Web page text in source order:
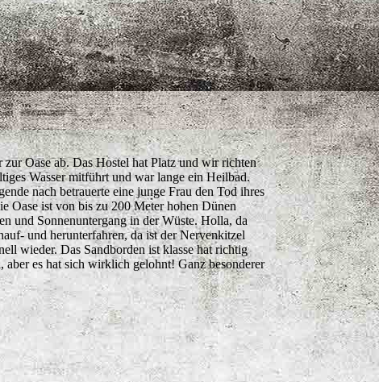
Oase ab. Das Hostel hat Platz und wir richten
Wasser mitführt und war lange ein Heilbad.
nach betrauerte eine junge Frau den Tod ihres
Oase ist von bis zu 200 Meter hohen Dünen
und Sonnenuntergang in der Wüste. Holla, da
und herunterfahren, da ist der Nervenkitzel
wieder. Das Sandborden ist klasse hat richtig
es hat sich wirklich gelohnt! Ganz besonderer